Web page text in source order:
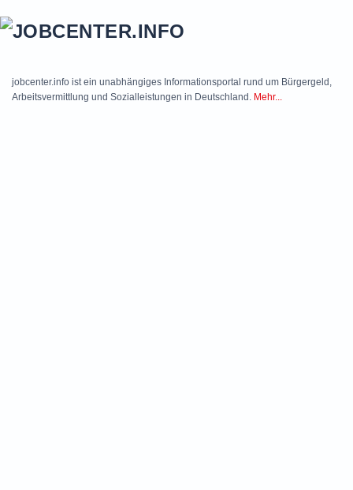
jobcenter.info ist ein unabhängiges Informationsportal rund um Bürgergeld,
Arbeitsvermittlung und Sozialleistungen in Deutschland. Mehr...